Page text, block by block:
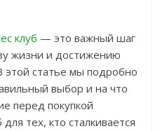
клуб — это важный шаг
жизни и достижению
этой статье мы подробно
выбор и на что
перед покупкой
тех, кто сталкивается